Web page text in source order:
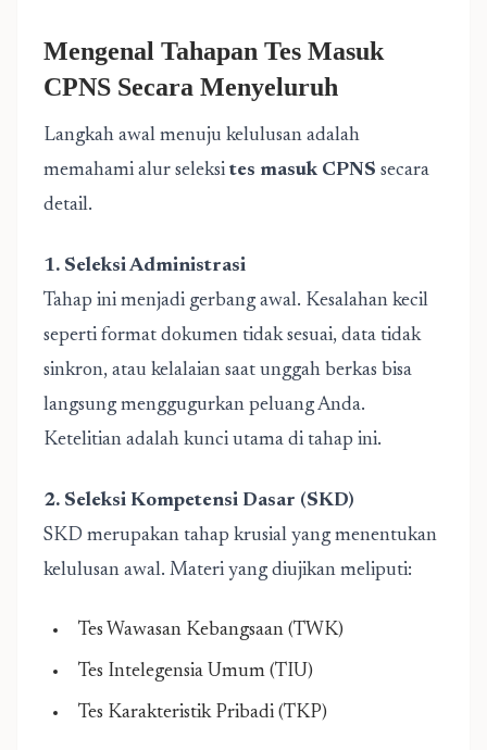
Mengenal Tahapan Tes Masuk
CPNS Secara Menyeluruh
Langkah awal menuju kelulusan adalah
memahami alur seleksi tes masuk CPNS secara
detail.
1. Seleksi Administrasi
Tahap ini menjadi gerbang awal. Kesalahan kecil
seperti format dokumen tidak sesuai, data tidak
sinkron, atau kelalaian saat unggah berkas bisa
langsung menggugurkan peluang Anda.
Ketelitian adalah kunci utama di tahap ini.
2. Seleksi Kompetensi Dasar (SKD)
SKD merupakan tahap krusial yang menentukan
kelulusan awal. Materi yang diujikan meliputi:
Tes Wawasan Kebangsaan (TWK)
Tes Intelegensia Umum (TIU)
Tes Karakteristik Pribadi (TKP)